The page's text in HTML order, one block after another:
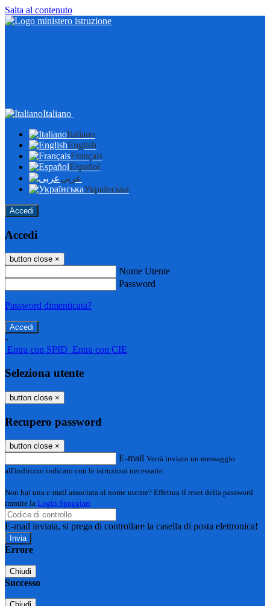
Salta al contenuto
Italiano
Italiano
English
Français
Español
عربى
Українська
Accedi
Accedi
button close ×
Nome Utente
Password
Password dimenticata?
-
Entra con SPID Entra con CIE
Seleziona utente
button close ×
Recupero password
button close ×
E-mail Verrà inviato un messaggio
all'indirizzo indicato con le istruzioni necessarie.
Non hai una e-mail associata al nome utente? Effettua il reset della password
tramite la Login Spaggiari
E-mail inviata, si prega di controllare la casella di posta elettronica!
Errore
Chiudi
Successo